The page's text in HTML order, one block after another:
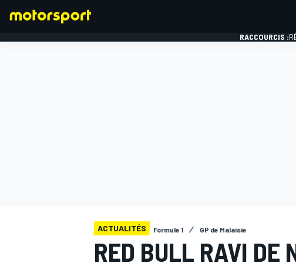
RACCOURCIS :
ACTUALITÉS Formule 1 GP de Malaisie
RED BULL RAVI DE